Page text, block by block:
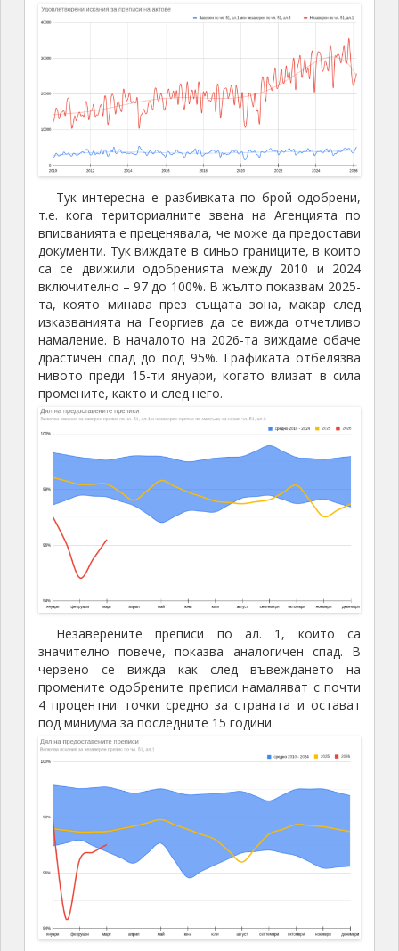
Тук интересна е разбивката по брой одобрени,
т.е. кога териториалните звена на Агенцията по
вписванията е преценявала, че може да предостави
документи. Тук виждате в синьо границите, в които
са се движили одобренията между 2010 и 2024
включително – 97 до 100%. В жълто показвам 2025-
та, която минава през същата зона, макар след
изказванията на Георгиев да се вижда отчетливо
намаление. В началото на 2026-та виждаме обаче
драстичен спад до под 95%. Графиката отбелязва
нивото преди 15-ти януари, когато влизат в сила
промените, както и след него.
Незаверените преписи по ал. 1, които са
значително повече, показва аналогичен спад. В
червено се вижда как след въвеждането на
промените одобрените преписи намаляват с почти
4 процентни точки средно за страната и остават
под миниума за последните 15 години.